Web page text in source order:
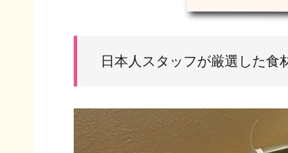
日本人スタッフが厳選した食